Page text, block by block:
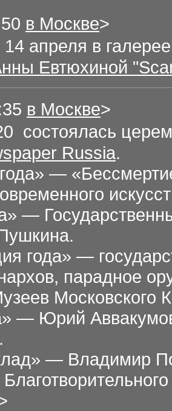
50 в Москве>
апреля в
Евтюхиной
в Москве>
состоялась
Russia.
—
—
года» —
парадное
Московского
— Юрий
— Владимир